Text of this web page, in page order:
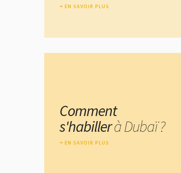
EN SAVOIR PLUS
Comment
s'habillerà Dubaï ?
EN SAVOIR PLUS